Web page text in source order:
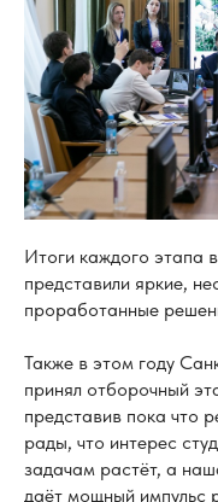
Итоги каждого этапа
представили яркие,
проработанные
Также в этом году
принял отборочный
представив пока что
рады, что интерес
задачам растёт, а
даёт мощный импульс